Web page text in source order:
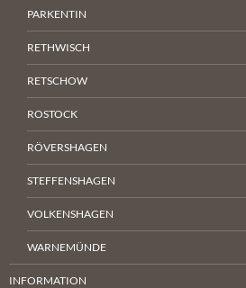
PARKENTIN
RETHWISCH
RETSCHOW
ROSTOCK
RÖVERSHAGEN
STEFFENSHAGEN
VOLKENSHAGEN
WARNEMÜNDE
INFORMATION